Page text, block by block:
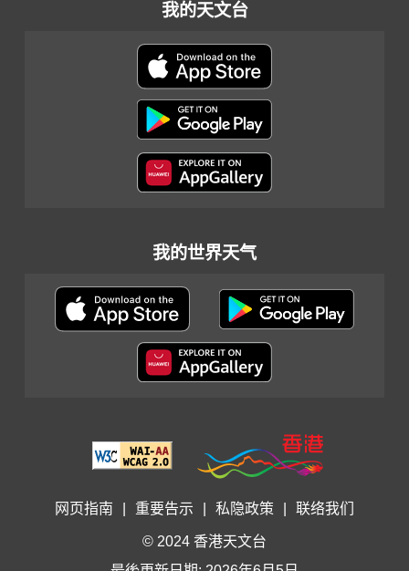
我的天文台
我的世界天气
网页指南 重要告示 私隐政策 联络我们
© 2024 香港天文台